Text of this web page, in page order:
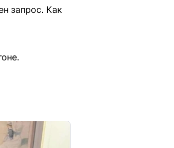
запрос. Как